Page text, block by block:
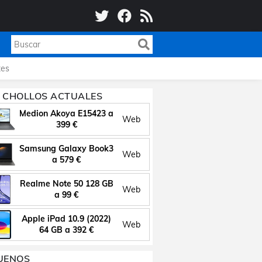
CHOLLOS ACTUALES
Medion Akoya E15423 a
399 €
Web
Samsung Galaxy Book3
a 579 €
Web
Realme Note 50 128 GB
a 99 €
Web
Apple iPad 10.9 (2022)
64 GB a 392 €
Web